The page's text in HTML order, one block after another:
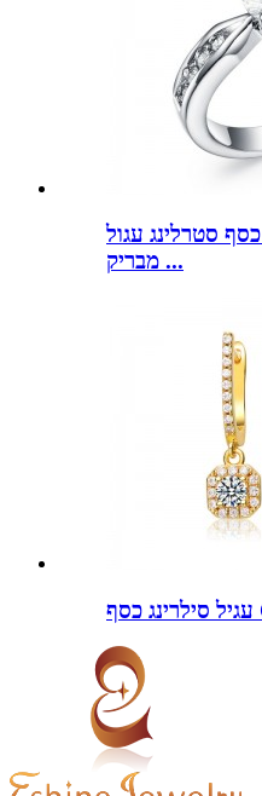
כסף סטרלינג עגול Moissanite בחיתוך
מבריק ...